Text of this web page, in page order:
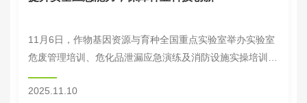
11月6日，作物基因资源与育种全国重点实验室举办实验室
危废管理培训、危化品泄漏应急演练及消防设施实操培训，
实验室科研骨干、技术人员及学生等80余人参与，为全面提
2025.11.10